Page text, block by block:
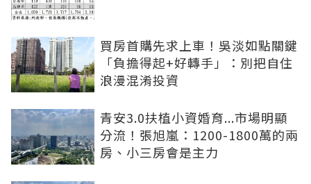
買房首購先求上車！吳淡如點關鍵
「負擔得起+好轉手」：別把自住
浪漫混淆投資
青安3.0扶植小資婚育...市場明顯
分流！張旭嵐：1200-1800萬的兩
房、小三房會是主力